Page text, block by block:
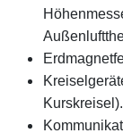
Kurskreisel).